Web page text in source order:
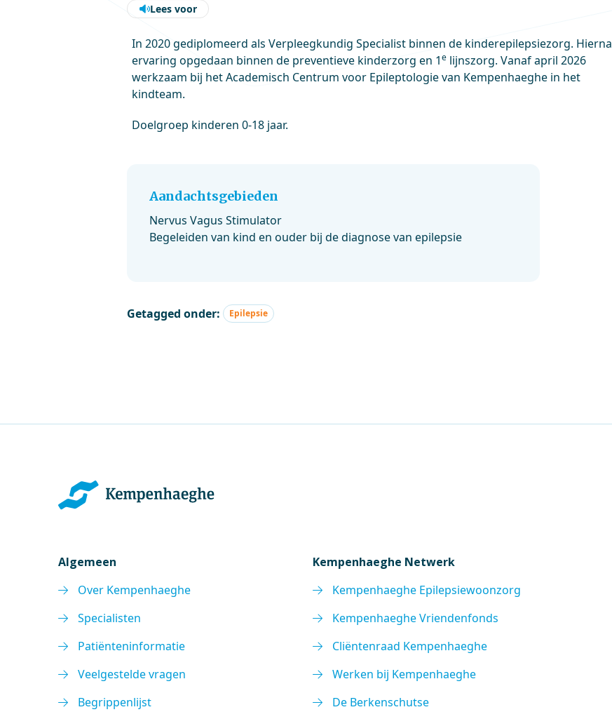
Lees voor
In 2020 gediplomeerd als Verpleegkundig Specialist binnen de kinderepilepsiezorg. Hierna
ervaring opgedaan binnen de preventieve kinderzorg en 1e lijnszorg. Vanaf april 2026
werkzaam bij het Academisch Centrum voor Epileptologie van Kempenhaeghe in het
kindteam.
Doelgroep kinderen 0-18 jaar.
Aandachtsgebieden
Nervus Vagus Stimulator
Begeleiden van kind en ouder bij de diagnose van epilepsie
Getagged onder: Epilepsie
Algemeen
Over Kempenhaeghe
Specialisten
Patiënteninformatie
Veelgestelde vragen
Begrippenlijst
Kempenhaeghe Netwerk
Kempenhaeghe Epilepsiewoonzorg
Kempenhaeghe Vriendenfonds
Cliëntenraad Kempenhaeghe
Werken bij Kempenhaeghe
De Berkenschutse